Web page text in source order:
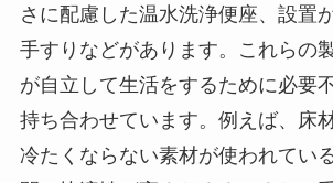
さに配慮した温水洗浄便座、設置
手すりなどがあります。これらの
が自立して生活をするために必要
持ち合わせています。例えば、床
冷たくならない素材が使われてい